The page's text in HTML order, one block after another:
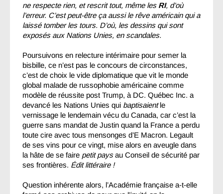
ne respecte rien, et rescrit tout, même les RI, d’où
l’erreur. C’est peut-être ça aussi le rêve américain qui a
laissé tomber les tours. D’où, les dessins qui sont
exposés aux Nations Unies, en scandales.
Poursuivons en relecture intérimaire pour semer la
bisbille, ce n’est pas le concours de circonstances,
c’est de choix le vide diplomatique que vit le monde
global malade de russophobie américaine comme
modèle de réussite post Trump, à DC. Québec Inc. a
devancé les Nations Unies qui baptisaientle
vernissage le lendemain vécu du Canada, car c’est la
guerre sans mandat de Justin quand la France a perdu
toute cire avec tous mensonges d’E Macron. Legault
de ses vins pour ce vingt, mise alors en aveugle dans
la hâte de se faire petit paysau Conseil de sécurité par
ses frontières. Édit littéraire !
Question inhérente alors, l’Académie française a-t-elle